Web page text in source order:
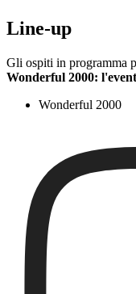
Line-up
Gli ospiti in programma
Wonderful 2000:
Wonderful 2000